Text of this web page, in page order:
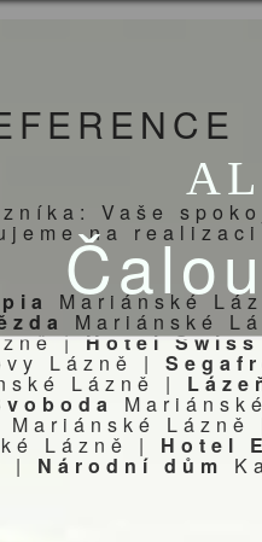
Vaše
na
Mariánské
Mariánské
|Hotel
Lázně |
Lázně |
Mariánské Lázně
Lázně | Hotel
| Národní dům